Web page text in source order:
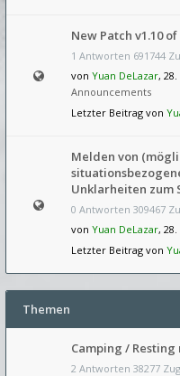
New Patch v1.10
1 Antworten 691744
von Yuan DeLazar, 28.
Announcements
Letzter Beitrag von
Melden von
Unklarheiten zum
0 Antworten 309467
von Yuan DeLazar, 28.
Letzter Beitrag von
Themen
Camping /
2 Antworten 38277